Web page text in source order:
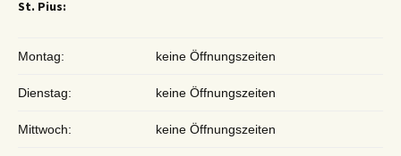
St. Pius:
Montag: keine Öffnungszeiten
Dienstag: keine Öffnungszeiten
Mittwoch: keine Öffnungszeiten